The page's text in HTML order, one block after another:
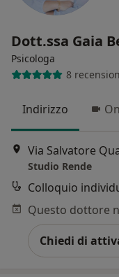
Dott.ssa Gaia
Psicologa
8
Indirizzo
Via Salvatore
Studio Rende
Colloquio
Chiedi di